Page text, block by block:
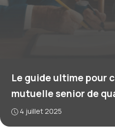
Le guide ultime pour
mutuelle senior de
4 juillet 2025